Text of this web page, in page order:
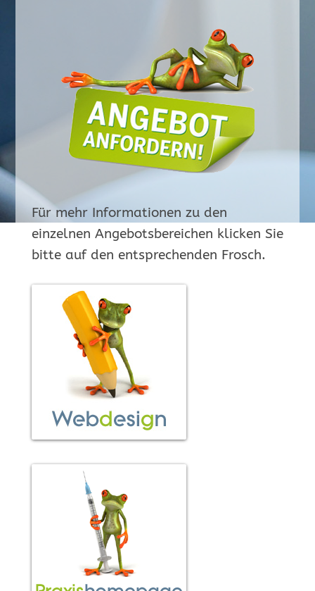
Für mehr Informationen zu den
einzelnen Angebotsbereichen klicken Sie
bitte auf den entsprechenden Frosch.